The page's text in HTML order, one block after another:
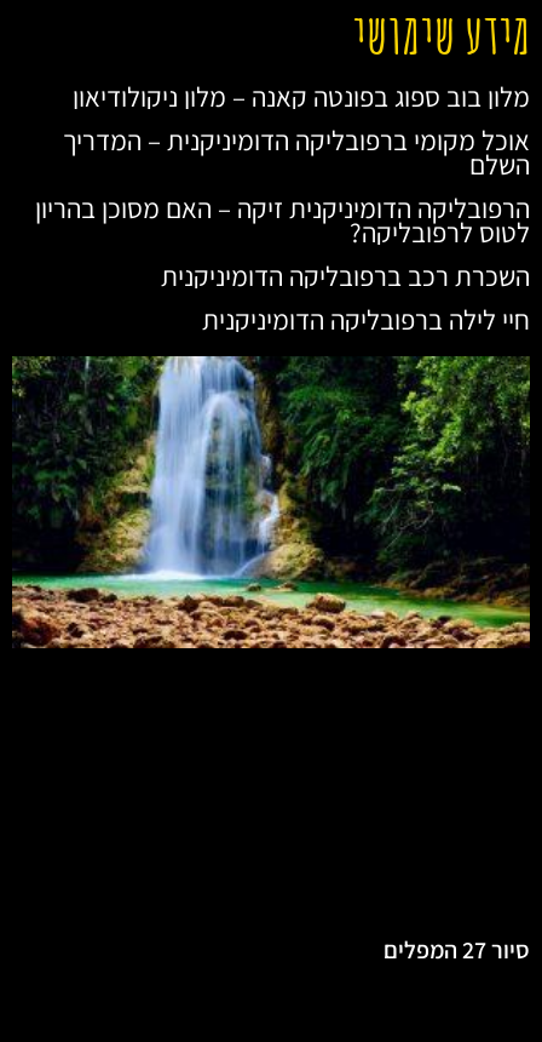
מידע שימושי
מלון בוב ספוג בפונטה קאנה – מלון ניקולודיאון
אוכל מקומי ברפובליקה הדומיניקנית – המדריך
השלם
הרפובליקה הדומיניקנית זיקה – האם מסוכן בהריון
לטוס לרפובליקה?
השכרת רכב ברפובליקה הדומיניקנית
חיי לילה ברפובליקה הדומיניקנית
סיור 27 המפלים